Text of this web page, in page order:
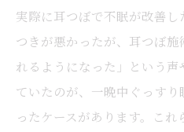
実際に耳つぼで不眠が改善
つきが悪かったが、耳つぼ
れるようになった」という
ていたのが、一晩中ぐっす
ったケースがあります。こ